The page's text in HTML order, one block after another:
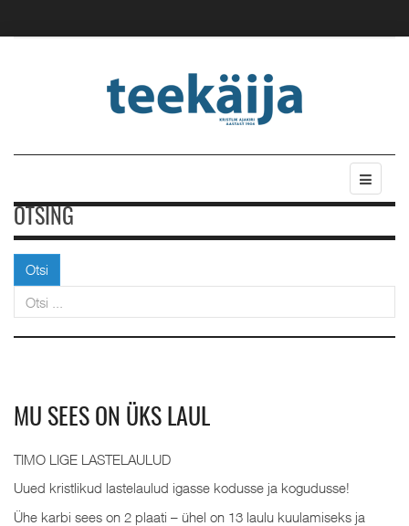
OTSING
Otsi
MU SEES ON ÜKS LAUL
TIMO LIGE LASTELAULUD
Uued kristlikud lastelaulud igasse kodusse ja kogudusse!
Ühe karbi sees on 2 plaati – ühel on 13 laulu kuulamiseks ja